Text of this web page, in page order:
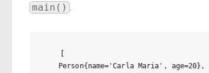
main() .
[
Person{name='Carla Maria', age=20},